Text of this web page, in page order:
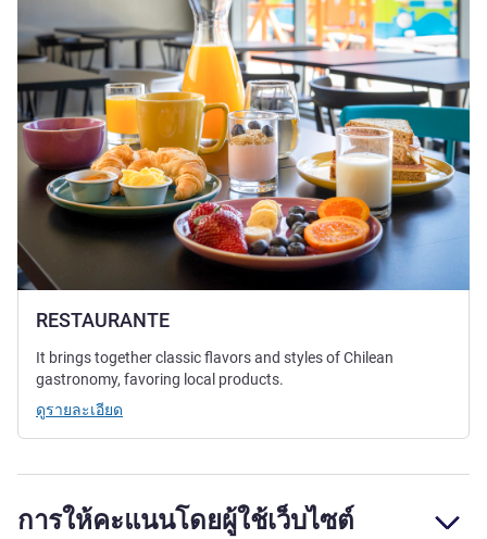
RESTAURANTE
It brings together classic flavors and styles of Chilean
gastronomy, favoring local products.
ดูรายละเอียด
การให้คะแนนโดยผู้ใช้เว็บไซต์